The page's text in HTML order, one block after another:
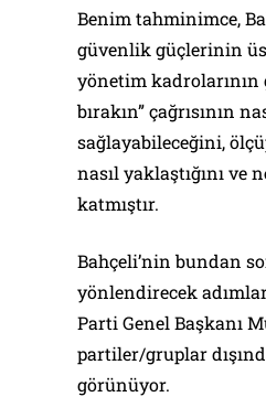
Benim tahminimce,
güvenlik güçlerinin
yönetim kadrolarının
bırakın” çağrısının
sağlayabileceğini,
nasıl yaklaştığını
katmıştır.
Bahçeli’nin bundan
yönlendirecek
Parti Genel Başkanı
partiler/gruplar
görünüyor.